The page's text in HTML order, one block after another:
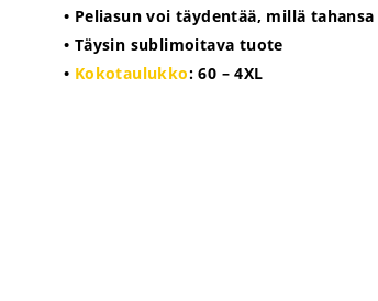
• Peliasun voi täydentää, millä tahansa
• Täysin sublimoitava tuote
• Kokotaulukko: 60 – 4XL